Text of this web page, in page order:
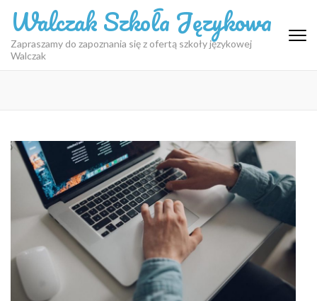
Skip
content
(Press
Walczak Szkoła Językowa
Zapraszamy do zapoznania się z ofertą szkoły językowej
Walczak